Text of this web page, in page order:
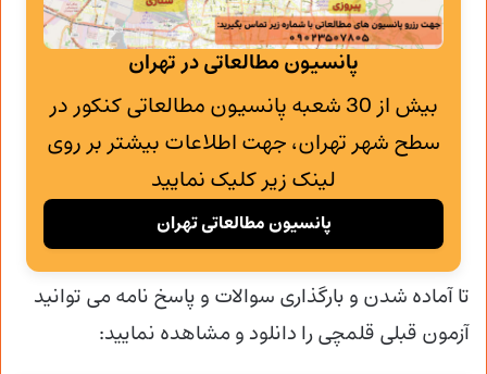
پانسیون مطالعاتی در تهران
بیش از 30 شعبه پانسیون مطالعاتی کنکور در
سطح شهر تهران، جهت اطلاعات بیشتر بر روی
لینک زیر کلیک نمایید
پانسیون مطالعاتی تهران
تا آماده شدن و بارگذاری سوالات و پاسخ نامه می توانید
آزمون قبلی قلمچی را دانلود و مشاهده نمایید: